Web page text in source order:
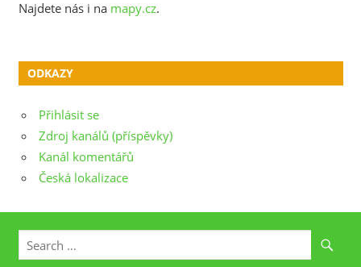
Najdete nás i na mapy.cz.
ODKAZY
Přihlásit se
Zdroj kanálů (příspěvky)
Kanál komentářů
Česká lokalizace